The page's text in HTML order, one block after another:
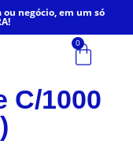
ou negócio, em um só
0
C/1000